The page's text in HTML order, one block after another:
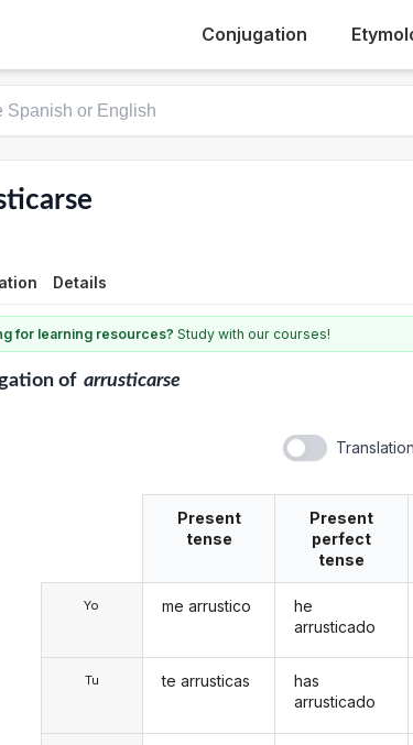
Conjugation
Details
for learning resources? Study with our courses!
of arrusticarse
Translation
Yo
Tu
Present
tense
me arrustico
te arrusticas
Present
perfect
tense
he
arrusticado
has
arrusticado